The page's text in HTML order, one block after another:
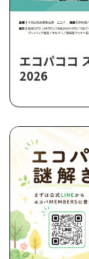
エコパココ
2026